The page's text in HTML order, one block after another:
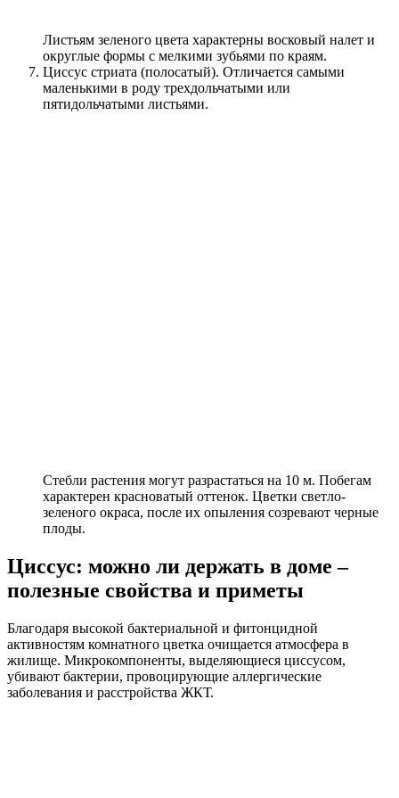
Листьям зеленого цвета характерны восковый налет и
округлые формы с мелкими зубьями по краям.
Циссус стриата (полосатый). Отличается самыми
маленькими в роду трехдольчатыми или
пятидольчатыми листьями.
Стебли растения могут разрастаться на 10 м. Побегам
характерен красноватый оттенок. Цветки светло-
зеленого окраса, после их опыления созревают черные
плоды.
Циссус: можно ли держать в доме –
полезные свойства и приметы
Благодаря высокой бактериальной и фитонцидной
активностям комнатного цветка очищается атмосфера в
жилище. Микрокомпоненты, выделяющиеся циссусом,
убивают бактерии, провоцирующие аллергические
заболевания и расстройства ЖКТ.